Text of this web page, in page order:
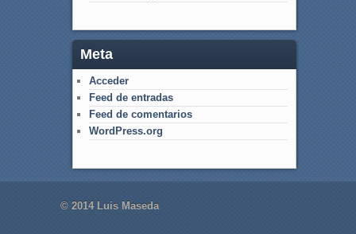
Meta
Acceder
Feed de entradas
Feed de comentarios
WordPress.org
© 2014 Luis Maseda